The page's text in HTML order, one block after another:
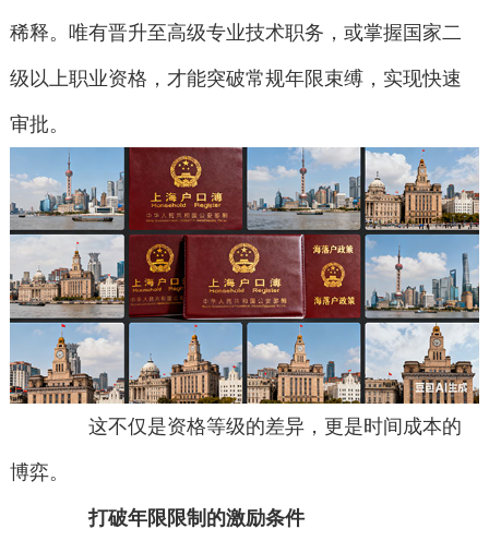
稀释。唯有晋升至高级专业技术职务，或掌握国家二
级以上职业资格，才能突破常规年限束缚，实现快速
审批。
这不仅是资格等级的差异，更是时间成本的
博弈。
打破年限限制的激励条件